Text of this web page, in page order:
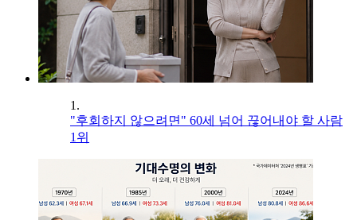
1.
"후회하지 않으려면" 60세 넘어 끊어내야 할 사람
1위